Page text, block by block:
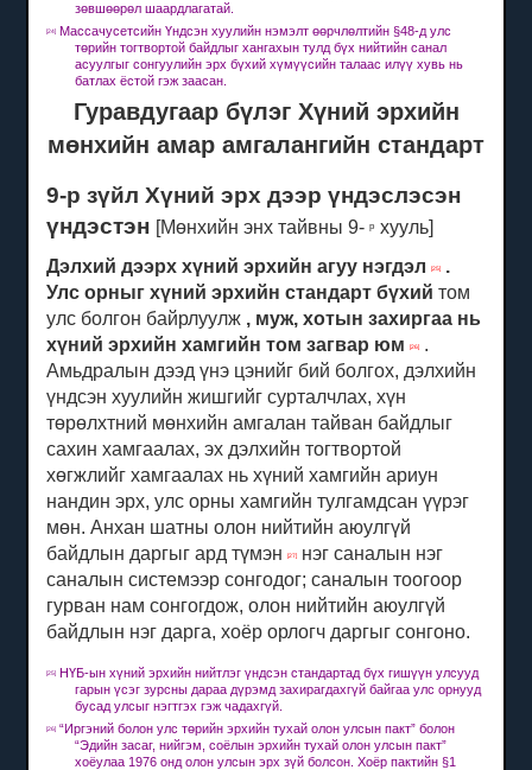
зөвшөөрөл шаардлагатай.
[24]
Массачусетсийн Үндсэн хуулийн нэмэлт өөрчлөлтийн §48-д улс
төрийн тогтвортой байдлыг хангахын тулд бүх нийтийн санал
асуулгыг сонгуулийн эрх бүхий хүмүүсийн талаас илүү хувь нь
батлах ёстой гэж заасан.
Гуравдугаар бүлэг Хүний эрхийн
мөнхийн амар амгалангийн стандарт
9-р зүйл Хүний эрх дээр үндэслэсэн
үндэстэн [Мөнхийн энх тайвны 9-р
хууль]
Дэлхий дээрх хүний ​​эрхийн агуу нэгдэл[25]
.
Улс орныг хүний ​​эрхийн стандарт бүхий том
улс болгон байрлуулж , муж, хотын захиргаа нь
хүний ​​эрхийн хамгийн том загвар юм[26]
.
Амьдралын дээд үнэ цэнийг бий болгох, дэлхийн
үндсэн хуулийн жишгийг сурталчлах, хүн
төрөлхтний мөнхийн амгалан тайван байдлыг
сахин хамгаалах, эх дэлхийн тогтвортой
хөгжлийг хамгаалах нь хүний ​​хамгийн ариун
нандин эрх, улс орны хамгийн тулгамдсан үүрэг
мөн.Анхан шатны олон нийтийн аюулгүй
байдлын даргыг ард түмэн[27]
нэг саналын нэг
саналын системээр сонгодог;саналын тоогоор
гурван нам сонгогдож, олон нийтийн аюулгүй
байдлын нэг дарга, хоёр орлогч даргыг сонгоно.
[25]
НҮБ-ын хүний ​​эрхийн нийтлэг үндсэн стандартад бүх гишүүн улсууд
гарын үсэг зурсны дараа дүрэмд захирагдахгүй байгаа улс орнууд
бусад улсыг нэгтгэх гэж чадахгүй.
[26]
“Иргэний болон улс төрийн эрхийн тухай олон улсын пакт” болон
“Эдийн засаг, нийгэм, соёлын эрхийн тухай олон улсын пакт”
хоёулаа 1976 онд олон улсын эрх зүй болсон. Хоёр пактийн §1